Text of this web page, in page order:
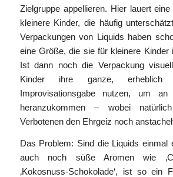
Zielgruppe appellieren. Hier lauert
kleinere Kinder, die häufig
Verpackungen von Liquids haben
eine Größe, die sie für kleinere Kinder
Ist dann noch die Verpackung
Kinder ihre ganze, erheblich
Improvisationsgabe nutzen, um an
heranzukommen – wobei
Verbotenen den Ehrgeiz noch
Das Problem: Sind die Liquids einmal
auch noch süße Aromen wie
‚Kokosnuss-Schokolade‘, ist so ein